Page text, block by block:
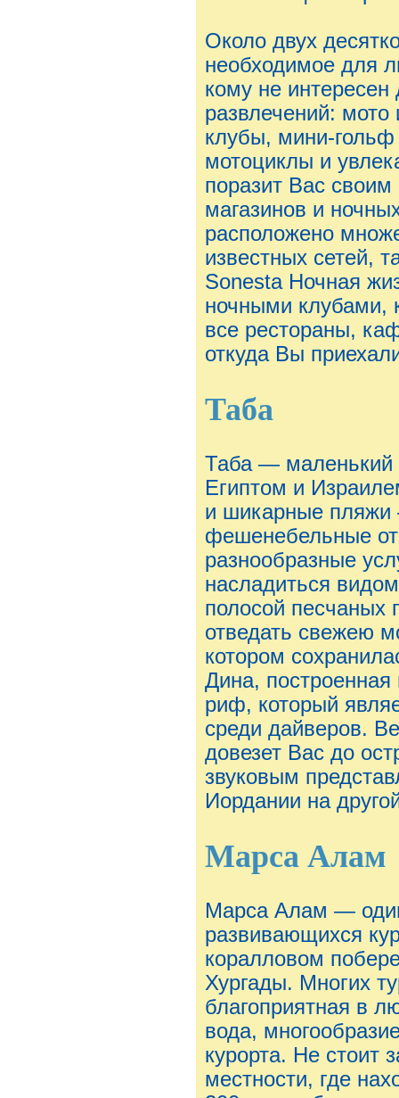
Около двух
необходимое для
кому не
развлечений:
клубы, мини-
мотоциклы и
поразит Вас
магазинов и
расположено
известных сетей,
Sonesta Ночная
ночными клубами,
все рестораны,
откуда Вы
Таба
Таба — маленький
Египтом и
и шикарные пляжи
фешенебельные
разнообразные
насладиться
полосой песчаных
отведать свежею
котором
Дина,
риф, который
среди дайверов.
довезет Вас до
звуковым
Иордании на
Марса Алам
Марса Алам —
развивающихся
коралловом
Хургады. Многих
благоприятная в
вода,
курорта. Не стоит
местности, где